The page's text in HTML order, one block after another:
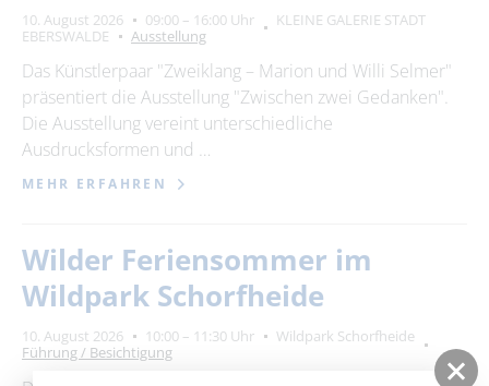
10. August 2026 09:00 – 16:00 Uhr
KLEINE GALERIE STADT
EBERSWALDE
Ausstellung
Das Künstlerpaar "Zweiklang – Marion und Willi Selmer"
präsentiert die Ausstellung "Zwischen zwei Gedanken".
Die Ausstellung vereint unterschiedliche
Ausdrucksformen und …
MEHR ERFAHREN
Wilder Feriensommer im
Wildpark Schorfheide
10. August 2026 10:00 – 11:30 Uhr
Wildpark Schorfheide
Führung / Besichtigung